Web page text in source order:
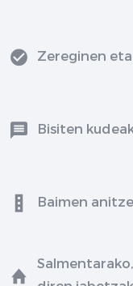
Zereginen
Bisiten
Baimen